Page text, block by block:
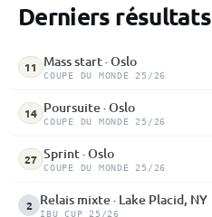
Derniers résultats
11 Mass start · Oslo
COUPE DU MONDE 25/26
14 Poursuite · Oslo
COUPE DU MONDE 25/26
27 Sprint · Oslo
COUPE DU MONDE 25/26
2 Relais mixte · Lake Placid, NY
IBU CUP 25/26